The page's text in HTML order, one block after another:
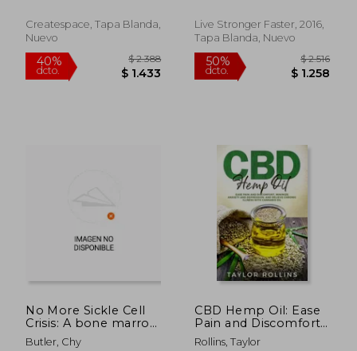
40%
dcto.
Createspace, Tapa Blanda,
Nuevo
Llenas de Nutrientes
y Vitaminas
Live Stronger Faster, 2016,
Tapa Blanda, Nuevo
No More Sickle Cell
Crisis: A bone marrow
transplant success
Butler, Chy
CBD Hemp Oil: Ease
Pain and Discomfort,
Minimize Anxiety and
Rollins, Taylor